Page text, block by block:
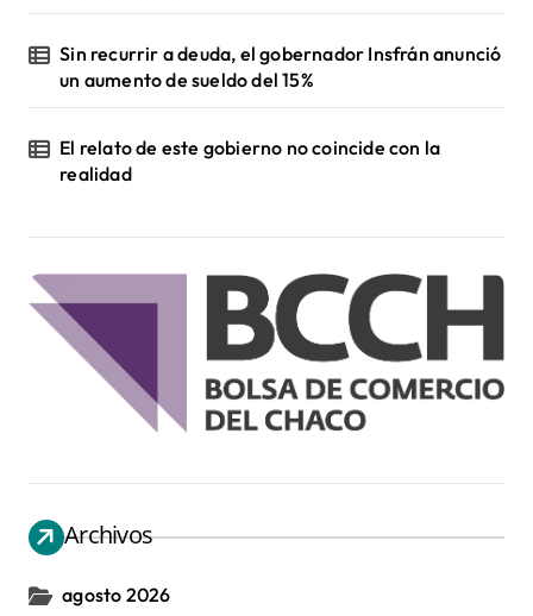
Sin recurrir a deuda, el gobernador Insfrán anunció
un aumento de sueldo del 15%
El relato de este gobierno no coincide con la
realidad
Archivos
agosto 2026